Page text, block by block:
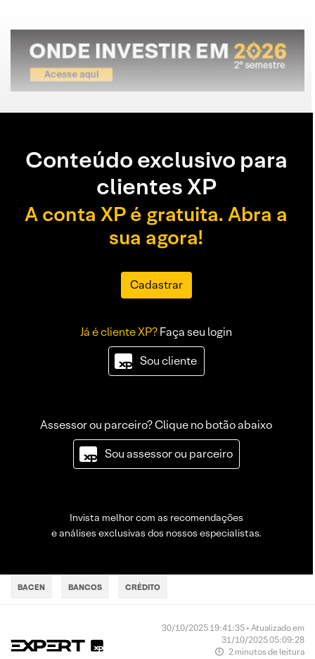
Conteúdo exclusivo para
clientes XP
A conta XP é gratuita. Abra a
sua agora!
Cadastrar
Já é cliente XP?Faça seu login
Sou cliente
Assessor ou parceiro? Clique no botão abaixo
Sou assessor ou parceiro
Invista melhor com as recomendações
e análises exclusivas dos nossos especialistas.
BACEN BANCOS CRÉDITO
30/10/2025 19:41:35 • Atualizado em
31/10/2025 05:09:28
2 minutos de leitura